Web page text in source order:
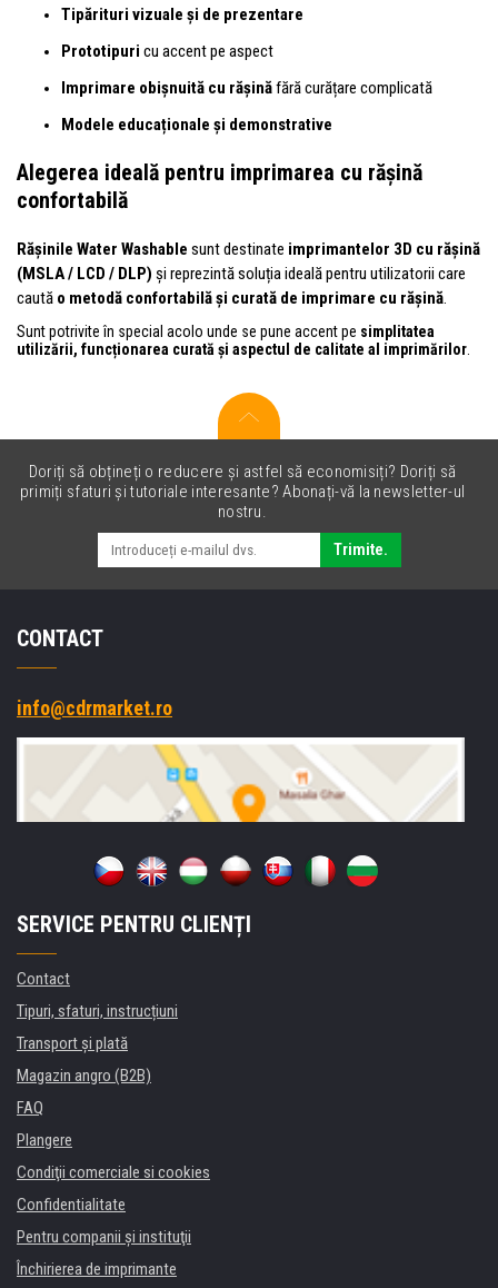
Tipărituri vizuale și de prezentare
Prototipuri cu accent pe aspect
Imprimare obișnuită cu rășinăfără curățare complicată
Modele educaționale și demonstrative
Alegerea ideală pentru imprimarea cu rășină
confortabilă
Rășinile Water Washable sunt destinate imprimantelor 3D cu rășină
(MSLA / LCD / DLP) și reprezintă soluția ideală pentru utilizatorii care
caută o metodă confortabilă și curată de imprimare cu rășină.
Sunt potrivite în special acolo unde se pune accent pe simplitatea
utilizării, funcționarea curată și aspectul de calitate al imprimărilor
Doriți să obțineți o reducere și astfel să economisiți? Doriți să
primiți sfaturi și tutoriale interesante? Abonați-vă la newsletter-ul
nostru.
Trimite.
CONTACT
info@cdrmarket.ro
SERVICE PENTRU CLIENȚI
Contact
Tipuri, sfaturi, instrucțiuni
Transport şi plată
Magazin angro (B2B)
FAQ
Plangere
Condiţii comerciale si cookies
Confidentialitate
Pentru companii și instituţii
Închirierea de imprimante